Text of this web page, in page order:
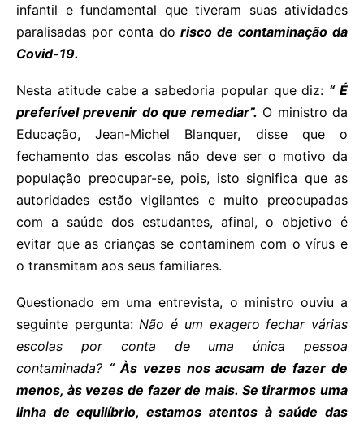
infantil e fundamental que tiveram suas atividades
paralisadas por conta dorisco de contaminação da
Covid-19.
Nesta atitude cabe a sabedoria popular que diz: “ É
preferível prevenir do que remediar”. O ministro da
Educação, Jean-Michel Blanquer, disse que o
fechamento das escolas não deve ser o motivo da
população preocupar-se, pois, isto significa que as
autoridades estão vigilantes e muito preocupadas
com a saúde dos estudantes, afinal, o objetivo é
evitar que as crianças se contaminem com o vírus e
o transmitam aos seus familiares.
Questionado em uma entrevista, o ministro ouviu a
seguinte pergunta: Não é um exagero fechar várias
escolas por conta de uma única pessoa
contaminada? “ Às vezes nos acusam de fazer de
menos, às vezes de fazer de mais. Se tirarmos uma
linha de equilíbrio, estamos atentos à saúde das